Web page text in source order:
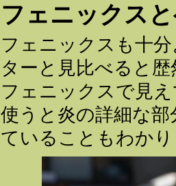
フェニックス
フェニックスも十
ターと見比べると
フェニックスで見
使うと炎の詳細な
ていることもわか